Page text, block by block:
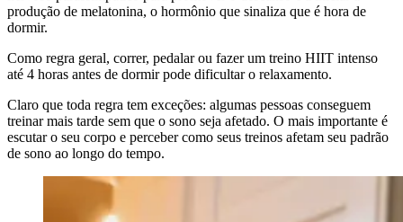
produção de melatonina, o hormônio que sinaliza que é hora de
dormir.
Como regra geral, correr, pedalar ou fazer um treino HIIT intenso
até 4 horas antes de dormir pode dificultar o relaxamento.
Claro que toda regra tem exceções: algumas pessoas conseguem
treinar mais tarde sem que o sono seja afetado. O mais importante é
escutar o seu corpo e perceber como seus treinos afetam seu padrão
de sono ao longo do tempo.